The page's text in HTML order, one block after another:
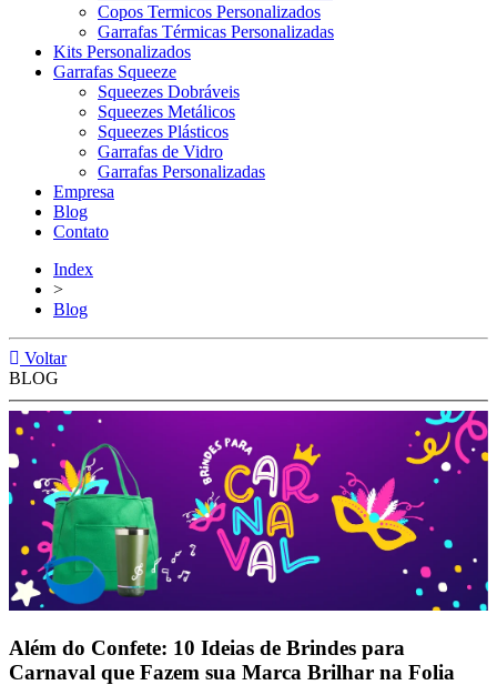
Copos Termicos Personalizados
Garrafas Térmicas Personalizadas
Kits Personalizados
Garrafas Squeeze
Squeezes Dobráveis
Squeezes Metálicos
Squeezes Plásticos
Garrafas de Vidro
Garrafas Personalizadas
Empresa
Blog
Contato
Index
>
Blog
Voltar
BLOG
Além do Confete: 10 Ideias de Brindes para
Carnaval que Fazem sua Marca Brilhar na Folia